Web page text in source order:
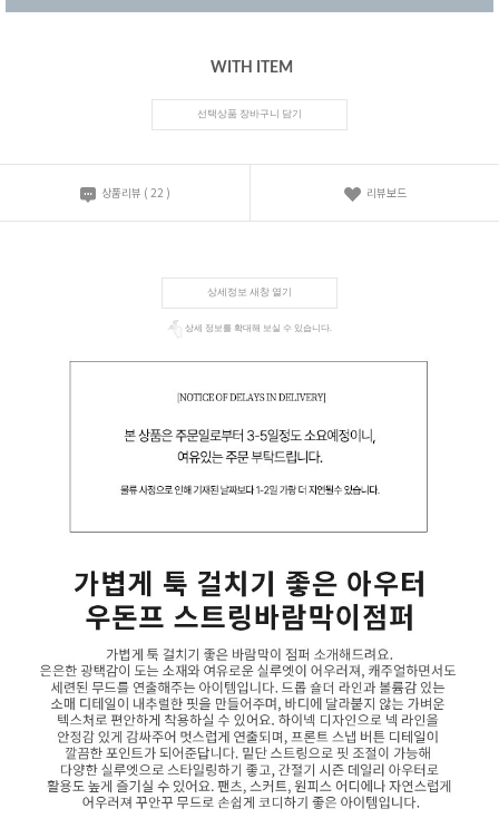
WITH ITEM
선택상품 장바구니 담기
상품리뷰 ( 22 ) 리뷰보드
상세정보 새창 열기
상세 정보를 확대해 보실 수 있습니다.